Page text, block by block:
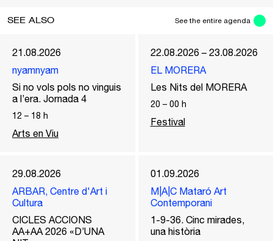
SEE ALSO See the entire agenda
21.08.2026
nyamnyam
Si no vols pols no vinguis
a l’era. Jornada 4
12 – 18 h
Arts en Viu
22.08.2026 – 23.08.2026
EL MORERA
Les Nits del MORERA
20 – 00 h
Festival
29.08.2026
ARBAR, Centre d'Art i
Cultura
CICLES ACCIONS
AA+AA 2026 «D’UNA
01.09.2026
M|A|C Mataró Art
Contemporani
1-9-36. Cinc mirades,
una història